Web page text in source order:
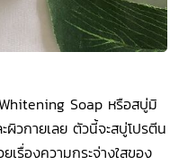
Soap หรือสบู่มิ
ผิวกายเลย ตัวนี้จะสบู่โปรตีน
เรื่องความกระจ่างใสของ